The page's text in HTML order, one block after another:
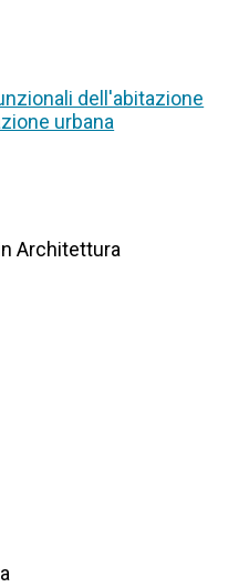
dell'abitazione
urbana
Architettura